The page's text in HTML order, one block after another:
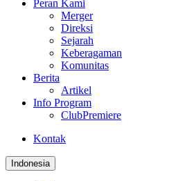
Peran Kami
Merger
Direksi
Sejarah
Keberagaman
Komunitas
Berita
Artikel
Info Program
ClubPremiere
Kontak
Indonesia